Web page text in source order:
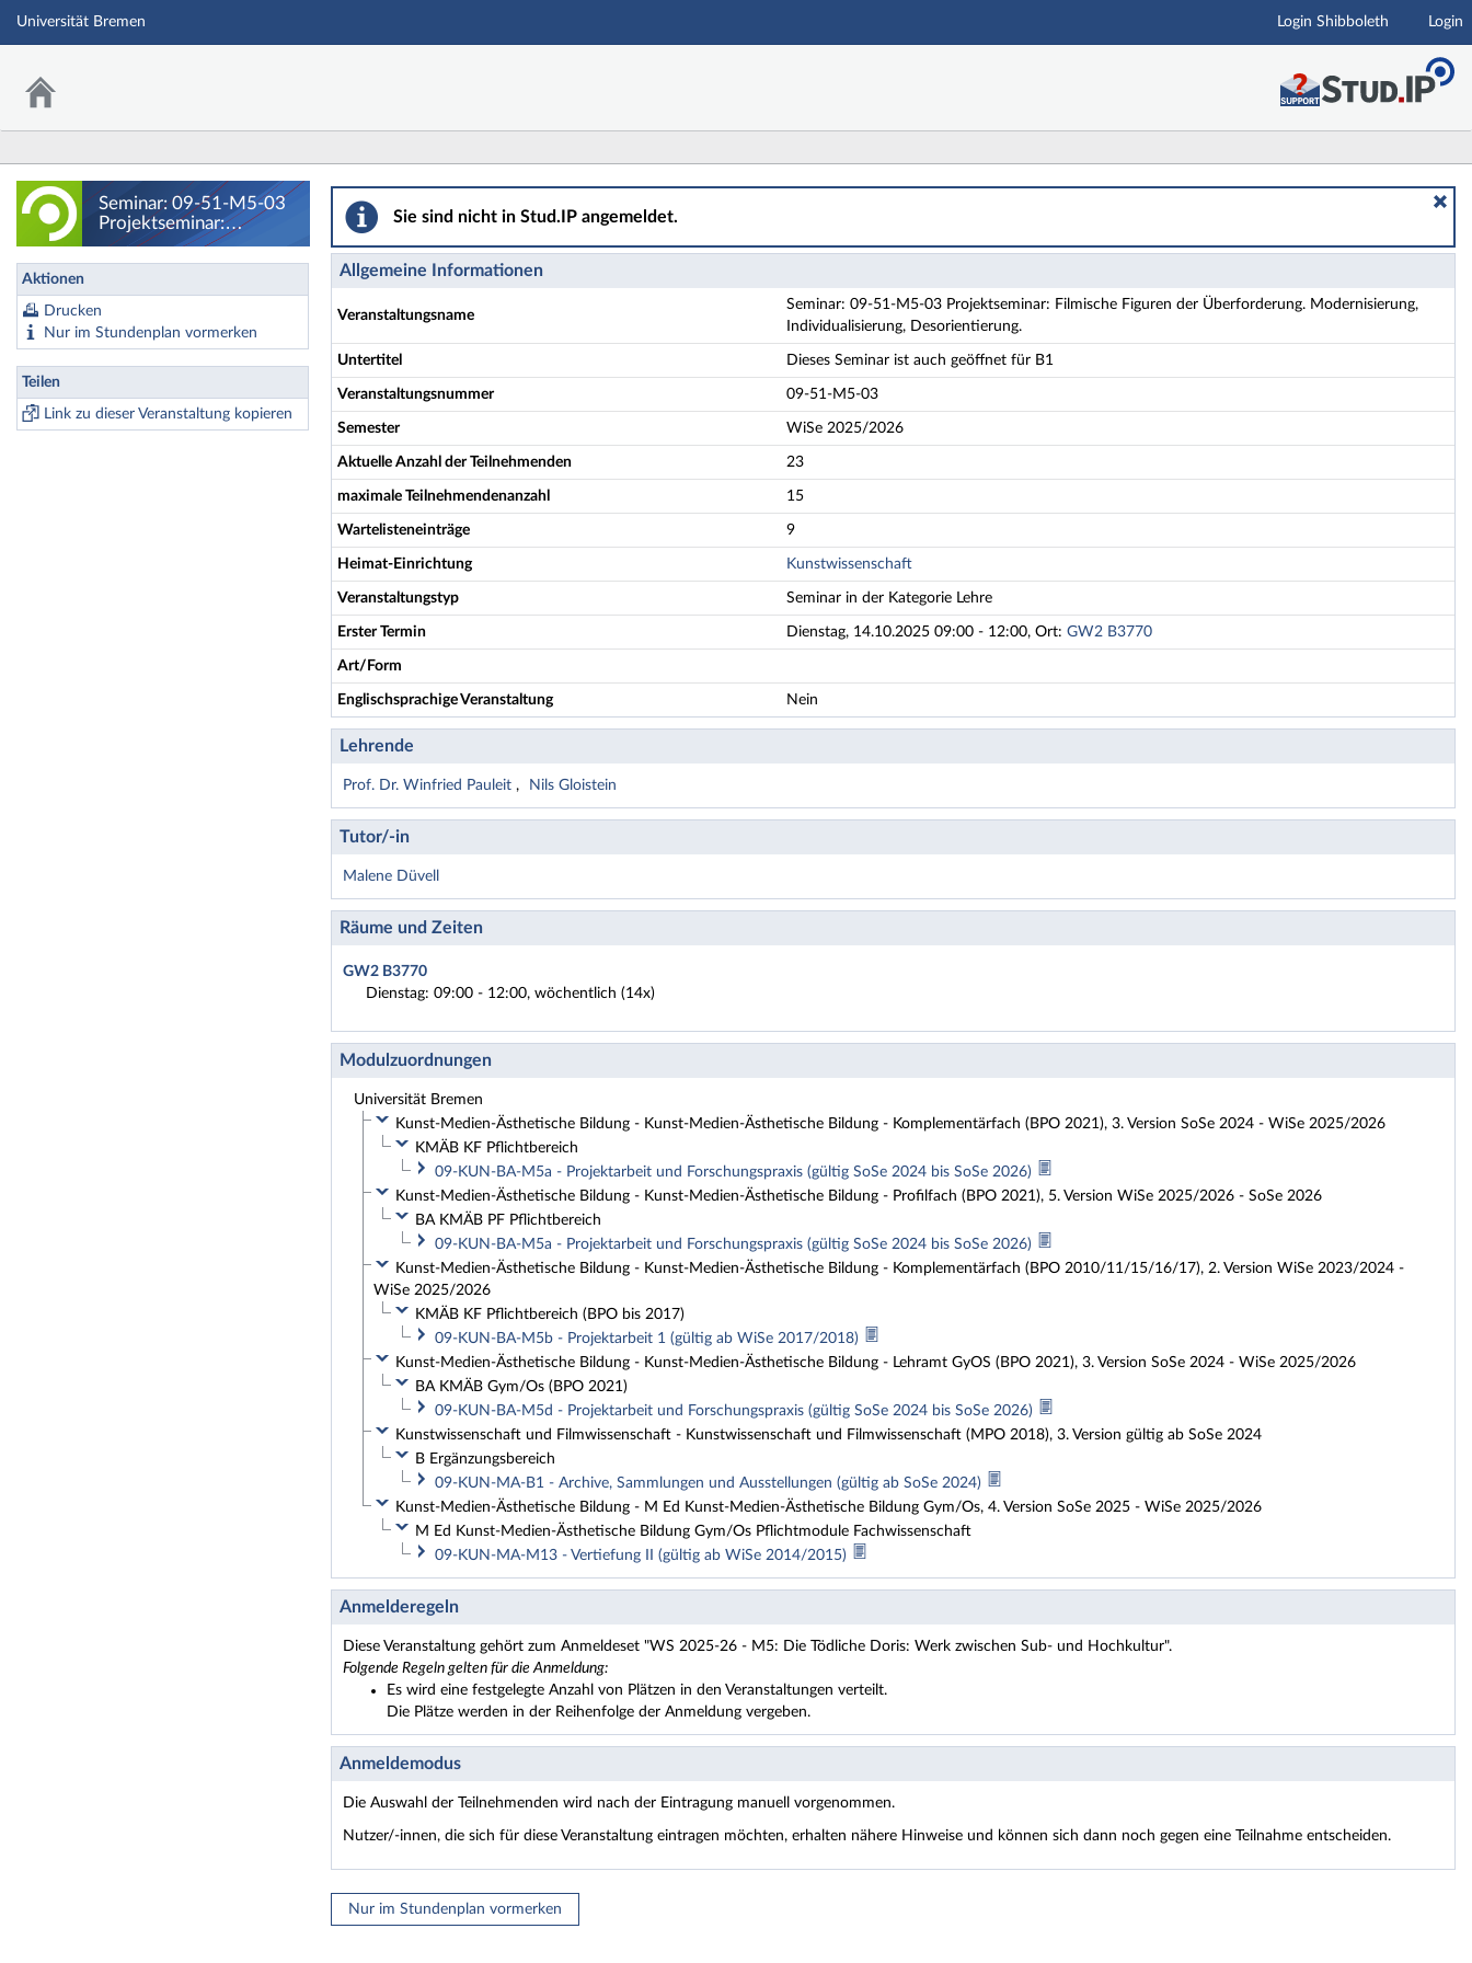
Hauptnavigation
Universität Bremen Login Shibboleth Login
Seminar: 09-51-M5-03
Projektseminar:
Filmische Figuren der
Überforderung.
Individualisierung,
Desorientierung. -
Details
Aktionen
Drucken
Nur im Stundenplan vormerken
Teilen
Link zu dieser Veranstaltung kopieren
Seminar: 09-51-M5-03 Projektseminar: Filmische Figuren der Überforderung. Modernisierung, Individualisierung,
Sie sind nicht in Stud.IP angemeldet.
Allgemeine Informationen
Veranstaltungsname
Seminar: 09-51-M5-03 Projektseminar: Filmische Figuren der Überforderung. Modernisierung,
Individualisierung, Desorientierung.
Untertitel Dieses Seminar ist auch geöffnet für B1
Veranstaltungsnummer 09-51-M5-03
Semester WiSe 2025/2026
Aktuelle Anzahl der Teilnehmenden 23
maximale Teilnehmendenanzahl 15
Wartelisteneinträge 9
Heimat-Einrichtung Kunstwissenschaft
Veranstaltungstyp Seminar in der Kategorie Lehre
Erster Termin Dienstag, 14.10.2025 09:00 - 12:00, Ort: GW2 B3770
Art/Form
Englischsprachige Veranstaltung Nein
Lehrende
Prof. Dr. Winfried Pauleit Nils Gloistein
Tutor/-in
Malene Düvell
Räume und Zeiten
GW2 B3770
Dienstag: 09:00 - 12:00, wöchentlich (14x)
Modulzuordnungen
Universität Bremen
Kunst-Medien-Ästhetische Bildung - Kunst-Medien-Ästhetische Bildung - Komplementärfach (BPO 2021), 3. Version SoSe 2024 - WiSe 2025/2026
KMÄB KF Pflichtbereich
09-KUN-BA-M5a - Projektarbeit und Forschungspraxis (gültig SoSe 2024 bis SoSe 2026)
Kunst-Medien-Ästhetische Bildung - Kunst-Medien-Ästhetische Bildung - Profilfach (BPO 2021), 5. Version WiSe 2025/2026 - SoSe 2026
BA KMÄB PF Pflichtbereich
09-KUN-BA-M5a - Projektarbeit und Forschungspraxis (gültig SoSe 2024 bis SoSe 2026)
Kunst-Medien-Ästhetische Bildung - Kunst-Medien-Ästhetische Bildung - Komplementärfach (BPO 2010/11/15/16/17), 2. Version WiSe 2023/2024 -
WiSe 2025/2026
KMÄB KF Pflichtbereich (BPO bis 2017)
09-KUN-BA-M5b - Projektarbeit 1 (gültig ab WiSe 2017/2018)
Kunst-Medien-Ästhetische Bildung - Kunst-Medien-Ästhetische Bildung - Lehramt GyOS (BPO 2021), 3. Version SoSe 2024 - WiSe 2025/2026
BA KMÄB Gym/Os (BPO 2021)
09-KUN-BA-M5d - Projektarbeit und Forschungspraxis (gültig SoSe 2024 bis SoSe 2026)
Kunstwissenschaft und Filmwissenschaft - Kunstwissenschaft und Filmwissenschaft (MPO 2018), 3. Version gültig ab SoSe 2024
B Ergänzungsbereich
09-KUN-MA-B1 - Archive, Sammlungen und Ausstellungen (gültig ab SoSe 2024)
Kunst-Medien-Ästhetische Bildung - M Ed Kunst-Medien-Ästhetische Bildung Gym/Os, 4. Version SoSe 2025 - WiSe 2025/2026
M Ed Kunst-Medien-Ästhetische Bildung Gym/Os Pflichtmodule Fachwissenschaft
09-KUN-MA-M13 - Vertiefung II (gültig ab WiSe 2014/2015)
Anmelderegeln
Diese Veranstaltung gehört zum Anmeldeset "WS 2025-26 - M5: Die Tödliche Doris: Werk zwischen Sub- und Hochkultur".
Folgende Regeln gelten für die Anmeldung:
Es wird eine festgelegte Anzahl von Plätzen in den Veranstaltungen verteilt.
Die Plätze werden in der Reihenfolge der Anmeldung vergeben.
Anmeldemodus
Die Auswahl der Teilnehmenden wird nach der Eintragung manuell vorgenommen.
Nutzer/-innen, die sich für diese Veranstaltung eintragen möchten, erhalten nähere Hinweise und können sich dann noch gegen eine Teilnahme entscheiden.
Nur im Stundenplan vormerken